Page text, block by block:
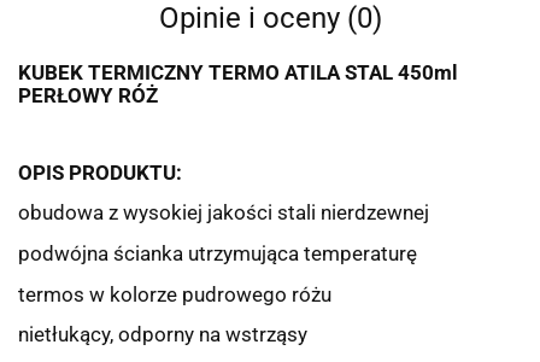
Opinie i oceny (0)
KUBEK TERMICZNY TERMO ATILA STAL 450ml
PERŁOWY RÓŻ
OPIS PRODUKTU:
obudowa z wysokiej jakości stali nierdzewnej
podwójna ścianka utrzymująca temperaturę
termos w kolorze pudrowego różu
nietłukący, odporny na wstrząsy